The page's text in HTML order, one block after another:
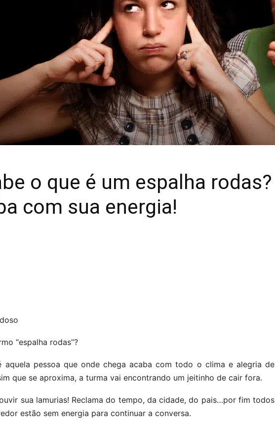
o que é um espalha rodas?
com sua energia!
“espalha rodas”?
aquela pessoa que onde chega acaba com todo o clima e alegria de
que se aproxima, a turma vai encontrando um jeitinho de cair fora.
sua lamurias! Reclama do tempo, da cidade, do pais…por fim todos
estão sem energia para continuar a conversa.